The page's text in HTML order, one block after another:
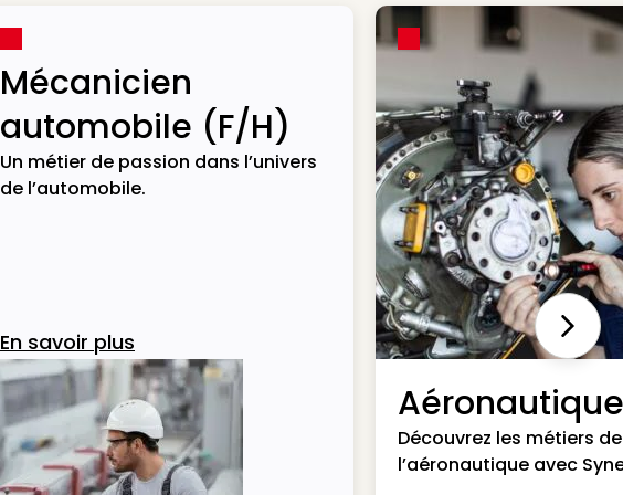
Mécanicien
automobile (F/H)
Un métier de passion dans l’univers
de l’automobile.
En savoir plus
Aéronautique
Découvrez les métiers de
l’aéronautique avec
Next